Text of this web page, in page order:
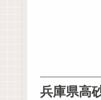
兵庫県高